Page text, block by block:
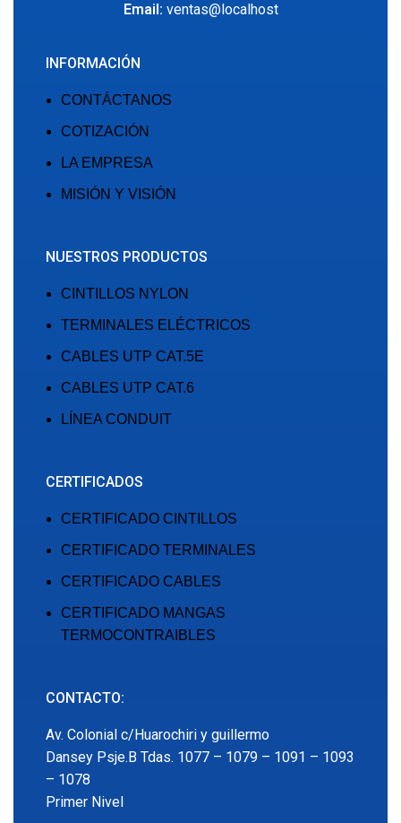
Email: ventas@localhost
INFORMACIÓN
CONTÁCTANOS
COTIZACIÓN
LA EMPRESA
MISIÓN Y VISIÓN
NUESTROS PRODUCTOS
CINTILLOS NYLON
TERMINALES ELÉCTRICOS
CABLES UTP CAT.5E
CABLES UTP CAT.6
LÍNEA CONDUIT
CERTIFICADOS
CERTIFICADO CINTILLOS
CERTIFICADO TERMINALES
CERTIFICADO CABLES
CERTIFICADO MANGAS
TERMOCONTRAIBLES
CONTACTO:
Av. Colonial c/Huarochiri y guillermo
Dansey Psje.B Tdas. 1077 – 1079 – 1091 – 1093
– 1078
Primer Nivel